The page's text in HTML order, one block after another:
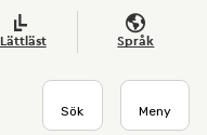
Lättläst Språk
Sök Meny